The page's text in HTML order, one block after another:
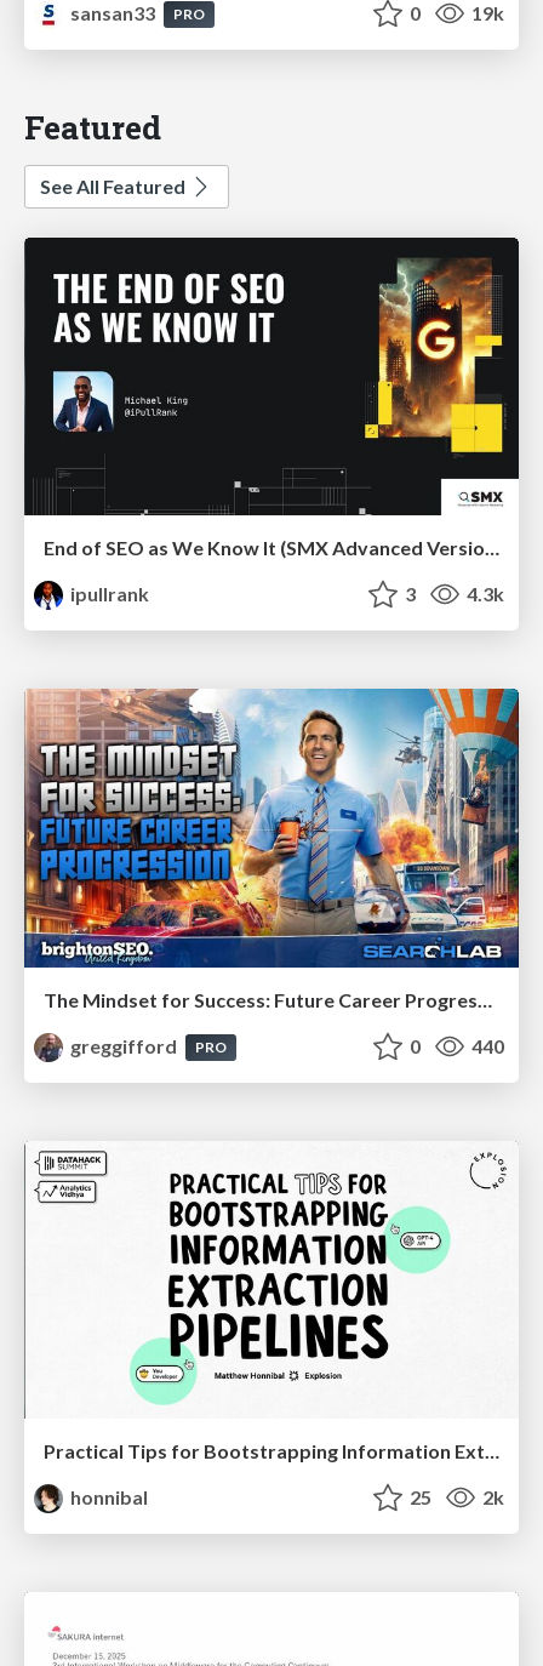
sansan33
PRO 0 19k
Featured
See All Featured
End of SEO as We Know It (SMX Advanced Version)
ipullrank
3 4.3k
The Mindset for Success: Future Career Progression
greggifford
PRO 0 440
Practical Tips for Bootstrapping Information Extraction Pipelines
honnibal
25 2k